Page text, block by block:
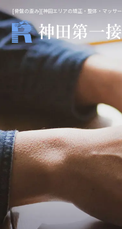
[骨盤の歪み][神田エリアの矯正・整体・マッサ
整体・鍼灸
院長施術